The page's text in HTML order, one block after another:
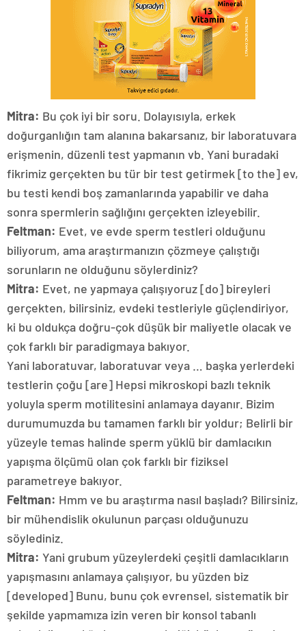
Mitra: Bu çok iyi bir soru. Dolayısıyla, erkek
doğurganlığın tam alanına bakarsanız, bir laboratuvara
erişmenin, düzenli test yapmanın vb. Yani buradaki
fikrimiz gerçekten bu tür bir test getirmek [to the] ev,
bu testi kendi boş zamanlarında yapabilir ve daha
sonra spermlerin sağlığını gerçekten izleyebilir.
Feltman: Evet, ve evde sperm testleri olduğunu
biliyorum, ama araştırmanızın çözmeye çalıştığı
sorunların ne olduğunu söylerdiniz?
Mitra: Evet, ne yapmaya çalışıyoruz [do] bireyleri
gerçekten, bilirsiniz, evdeki testleriyle güçlendiriyor,
ki bu oldukça doğru-çok düşük bir maliyetle olacak ve
çok farklı bir paradigmaya bakıyor.
Yani laboratuvar, laboratuvar veya … başka yerlerdeki
testlerin çoğu [are] Hepsi mikroskopi bazlı teknik
yoluyla sperm motilitesini anlamaya dayanır. Bizim
durumumuzda bu tamamen farklı bir yoldur; Belirli bir
yüzeyle temas halinde sperm yüklü bir damlacıkın
yapışma ölçümü olan çok farklı bir fiziksel
parametreye bakıyor.
Feltman: Hmm ve bu araştırma nasıl başladı? Bilirsiniz,
bir mühendislik okulunun parçası olduğunuzu
söylediniz.
Mitra: Yani grubum yüzeylerdeki çeşitli damlacıkların
yapışmasını anlamaya çalışıyor, bu yüzden biz
[developed] Bunu, bunu çok evrensel, sistematik bir
şekilde yapmamıza izin veren bir konsol tabanlı